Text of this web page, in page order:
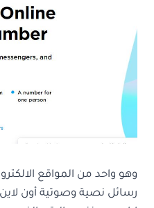
وهو واحد من المواقع
رسائل نصية وصوتية أون